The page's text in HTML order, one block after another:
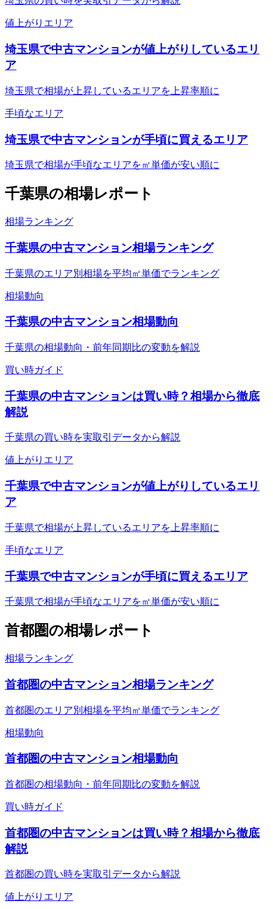
値上がりエリア
埼玉県で中古マンションが値上がりしているエリ
ア
埼玉県で相場が上昇しているエリアを上昇率順に
手頃なエリア
埼玉県で中古マンションが手頃に買えるエリア
埼玉県で相場が手頃なエリアを㎡単価が安い順に
千葉県の相場レポート
相場ランキング
千葉県の中古マンション相場ランキング
千葉県のエリア別相場を平均㎡単価でランキング
相場動向
千葉県の中古マンション相場動向
千葉県の相場動向・前年同期比の変動を解説
買い時ガイド
千葉県の中古マンションは買い時？相場から徹底
解説
千葉県の買い時を実取引データから解説
値上がりエリア
千葉県で中古マンションが値上がりしているエリ
ア
千葉県で相場が上昇しているエリアを上昇率順に
手頃なエリア
千葉県で中古マンションが手頃に買えるエリア
千葉県で相場が手頃なエリアを㎡単価が安い順に
首都圏の相場レポート
相場ランキング
首都圏の中古マンション相場ランキング
首都圏のエリア別相場を平均㎡単価でランキング
相場動向
首都圏の中古マンション相場動向
首都圏の相場動向・前年同期比の変動を解説
買い時ガイド
首都圏の中古マンションは買い時？相場から徹底
解説
首都圏の買い時を実取引データから解説
値上がりエリア